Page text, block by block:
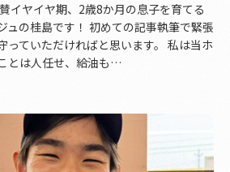
イヤイヤ期、2歳8か月の息子を育てる
ュの桂島です！ 初めての記事執筆で緊張
っていただければと思います。 私は当ホ
とは人任せ、給油も…